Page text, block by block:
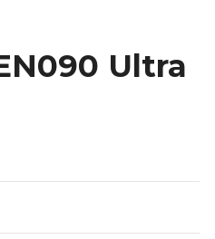
Ultra